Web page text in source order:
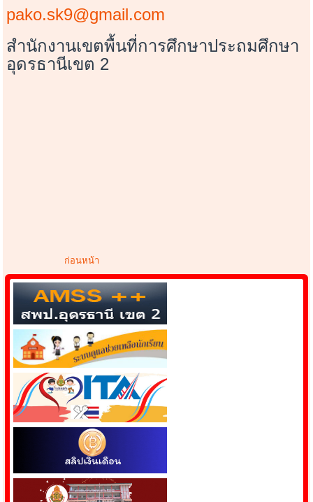
pako.sk9@gmail.com
สำนักงานเขตพื้นที่การศึกษาประถมศึกษา
อุดรธานีเขต 2
ก่อนหน้า